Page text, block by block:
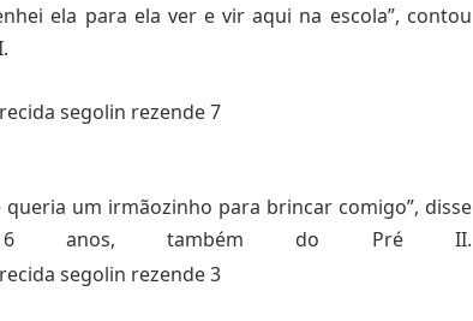
ela para ela ver e vir aqui na escola”, contou
um irmãozinho para brincar comigo”, disse
anos, também do Pré II.